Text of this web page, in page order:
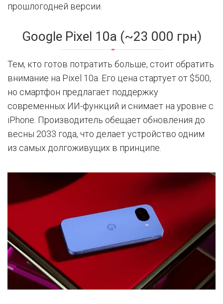
прошлогодней версии.
Google Pixel 10a (~23 000 грн)
Тем, кто готов потратить больше, стоит обратить
внимание на Pixel 10a. Его цена стартует от $500,
но смартфон предлагает поддержку
современных ИИ-функций и снимает на уровне с
iPhone. Производитель обещает обновления до
весны 2033 года, что делает устройство одним
из самых долгоживущих в принципе.